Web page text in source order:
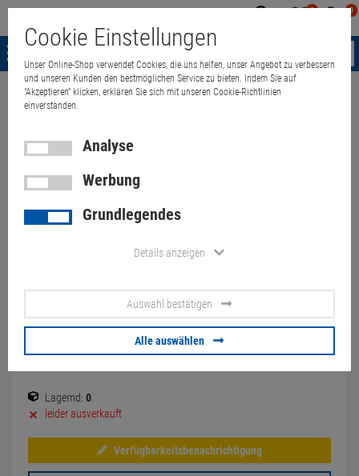
0 0
Menü
Weiter einkaufen
Fujitsu Lifebook E754 i54300M
2,6GHz 8GB 320GB 15,6"
Win10Pro (Akku 50%)
93,00 €
Lagernd: 0
leider ausverkauft
Verfügbarkeitsbenachrichtigung
Cookie Einstellungen
Unser Online-Shop verwendet Cookies, die uns helfen, unser Angebot zu verbessern
und unseren Kunden den bestmöglichen Service zu bieten. Indem Sie auf
"Akzeptieren" klicken, erklären Sie sich mit unseren Cookie-Richtlinien
einverstanden.
Analyse
Werbung
Grundlegendes
Details anzeigen
Auswahl bestätigen
Alle auswählen